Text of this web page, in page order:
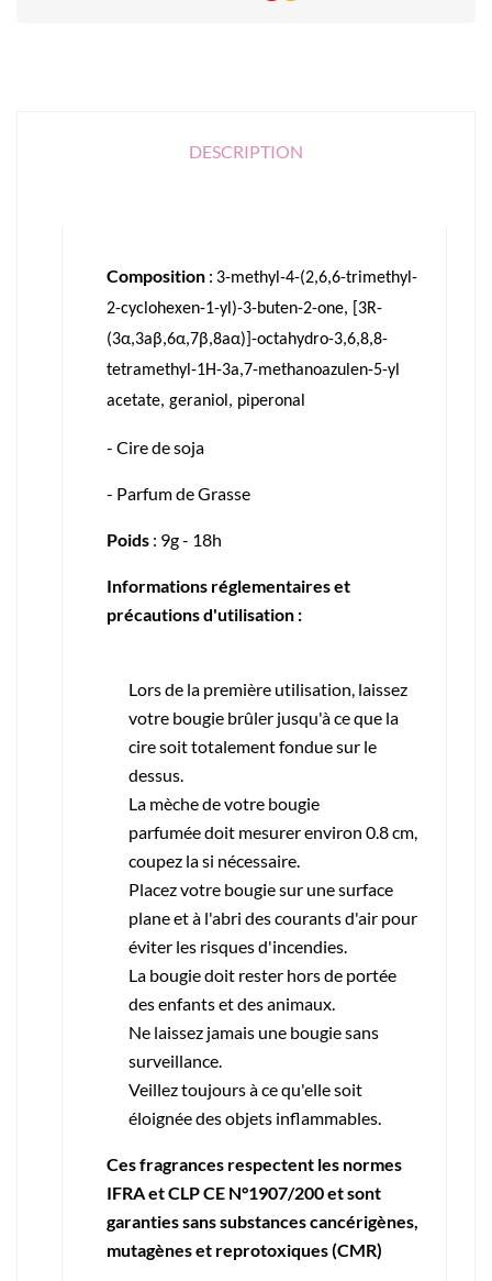
DESCRIPTION
Composition : 3-methyl-4-(2,6,6-trimethyl-
2-cyclohexen-1-yl)-3-buten-2-one, [3R-
(3α,3aβ,6α,7β,8aα)]-octahydro-3,6,8,8-
tetramethyl-1H-3a,7-methanoazulen-5-yl
acetate, geraniol, piperonal
- Cire de soja
- Parfum de Grasse
Poids : 9g - 18h
Informations réglementaires et
précautions d'utilisation :
Lors de la première utilisation, laissez
votre bougie brûler jusqu'à ce que la
cire soit totalement fondue sur le
dessus.
La mèche de votre bougie
parfumée doit mesurer environ 0.8 cm,
coupez la si nécessaire.
Placez votre bougie sur une surface
plane et à l'abri des courants d'air pour
éviter les risques d'incendies.
La bougie doit rester hors de portée
des enfants et des animaux.
Ne laissez jamais une bougie sans
surveillance.
Veillez toujours à ce qu'elle soit
éloignée des objets inflammables.
Ces fragrances respectent les normes
IFRA et CLP CE N°1907/200 et sont
garanties sans substances cancérigènes,
mutagènes et reprotoxiques (CMR)